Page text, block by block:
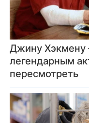
Джину Хэкмену
легендарным
пересмотреть